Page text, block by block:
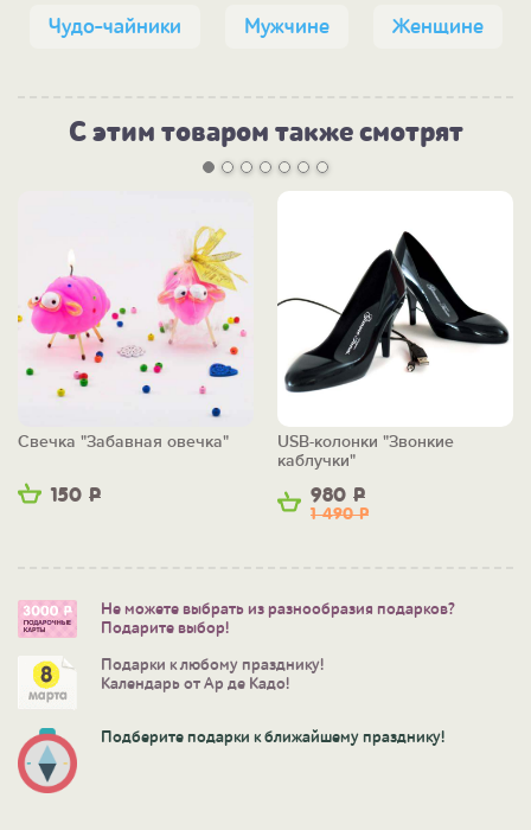
Чудо-чайники Мужчине Женщине
С этим товаром также смотрят
150 Р
Свечка "Забавная овечка"
980 Р
1 490Р
USB-колонки "Звонкие
каблучки"
Не можете выбрать из разнообразия подарков?
Подарите выбор!
Подарки к любому празднику!
Календарь от Ар де Кадо!
Подберите подарки к ближайшему празднику!